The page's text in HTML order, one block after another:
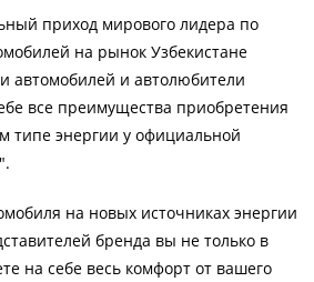
приход мирового лидера по
на рынок Узбекистане
автомобилей и автолюбители
все преимущества приобретения
типе энергии у официальной
на новых источниках энергии
бренда вы не только в
на себе весь комфорт от вашего